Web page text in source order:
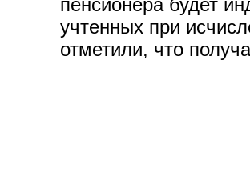
пенсионера будет
учтенных при
отметили, что